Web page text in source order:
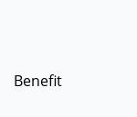
Benefit